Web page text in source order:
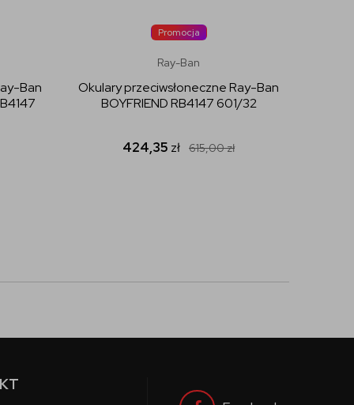
Ban
Promocja
Ray-Ban
Okulary przeciwsłoneczne Ray-Ban
BOYFRIEND RB4147 601/32
424,35 zł 615,00zł